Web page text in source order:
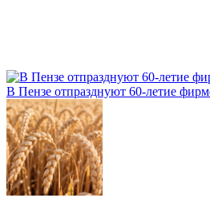
В Пензе отпразднуют 60-летие